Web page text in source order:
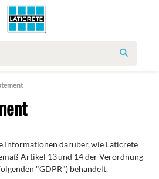
SEARCH
Informationen darüber,wie Laticrete
Artikel 13und 14der Verordnung
"GDPR") behandelt.